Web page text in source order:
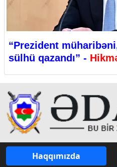
“Prezident
sülhü qazandı” -
Haqqımızda